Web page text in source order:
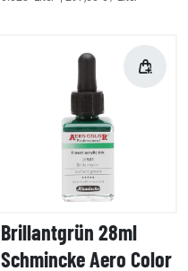
Brillantgrün 28ml
Schmincke Aero Color